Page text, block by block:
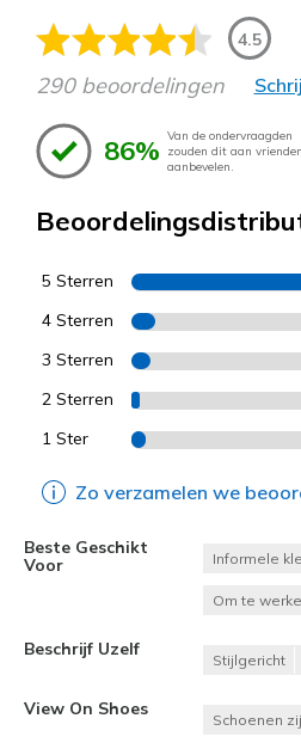
4.5
290 beoordelingen
86% Van de ondervraagden
zouden dit aan vrienden
aanbevelen.
5 Sterren
4 Sterren
3 Sterren
2 Sterren
1 Ster
Zo verzamelen we
Beste Geschikt
Voor
Informele
Om te
Beschrijf Uzelf
Stijlgericht
View On Shoes
Schoenen